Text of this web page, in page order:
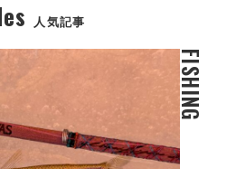
人気記事
FISHING